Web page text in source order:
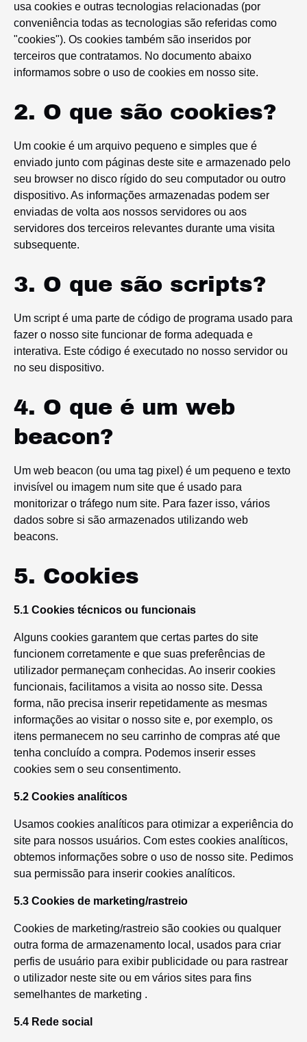
usa cookies e outras tecnologias relacionadas (por
conveniência todas as tecnologias são referidas como
"cookies"). Os cookies também são inseridos por
terceiros que contratamos. No documento abaixo
informamos sobre o uso de cookies em nosso site.
2. O que são cookies?
Um cookie é um arquivo pequeno e simples que é
enviado junto com páginas deste site e armazenado pelo
seu browser no disco rígido do seu computador ou outro
dispositivo. As informações armazenadas podem ser
enviadas de volta aos nossos servidores ou aos
servidores dos terceiros relevantes durante uma visita
subsequente.
3. O que são scripts?
Um script é uma parte de código de programa usado para
fazer o nosso site funcionar de forma adequada e
interativa. Este código é executado no nosso servidor ou
no seu dispositivo.
4. O que é um web
beacon?
Um web beacon (ou uma tag pixel) é um pequeno e texto
invisível ou imagem num site que é usado para
monitorizar o tráfego num site. Para fazer isso, vários
dados sobre si são armazenados utilizando web
beacons.
5. Cookies
5.1 Cookies técnicos ou funcionais
Alguns cookies garantem que certas partes do site
funcionem corretamente e que suas preferências de
utilizador permaneçam conhecidas. Ao inserir cookies
funcionais, facilitamos a visita ao nosso site. Dessa
forma, não precisa inserir repetidamente as mesmas
informações ao visitar o nosso site e, por exemplo, os
itens permanecem no seu carrinho de compras até que
tenha concluído a compra. Podemos inserir esses
cookies sem o seu consentimento.
5.2 Cookies analíticos
Usamos cookies analíticos para otimizar a experiência do
site para nossos usuários. Com estes cookies analíticos,
obtemos informações sobre o uso de nosso site. Pedimos
sua permissão para inserir cookies analíticos.
5.3 Cookies de marketing/rastreio
Cookies de marketing/rastreio são cookies ou qualquer
outra forma de armazenamento local, usados para criar
perfis de usuário para exibir publicidade ou para rastrear
o utilizador neste site ou em vários sites para fins
semelhantes de marketing .
5.4 Rede social